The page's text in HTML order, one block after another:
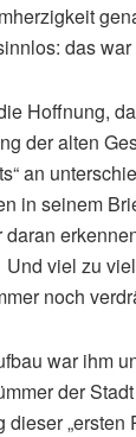
das
Hoffnung,
der alten
an
in seinem
daran
viel zu
noch
war ihm
der
dieser „ersten